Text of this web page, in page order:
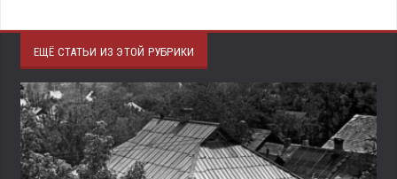
ЕЩЁ СТАТЬИ ИЗ ЭТОЙ РУБРИКИ